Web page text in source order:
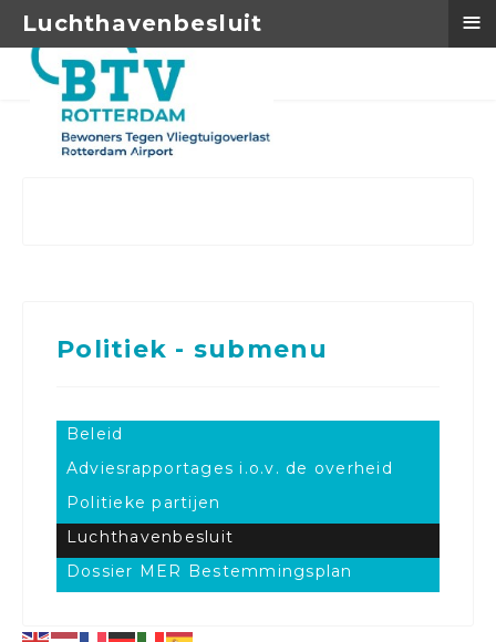
Politiek - submenu
Beleid
Adviesrapportages i.o.v. de overheid
Politieke partijen
Luchthavenbesluit
Dossier MER Bestemmingsplan
Luchthavenbesluit ≡